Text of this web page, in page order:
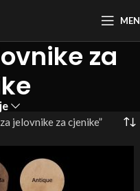
za
jelovnike za cjenike”